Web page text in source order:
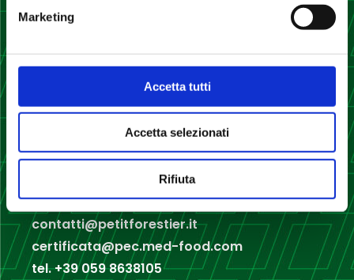
Marketing
Accetta tutti
Accetta selezionati
Rifiuta
Via Giuliano Cassiani, 169
41122 Modena – Italy
contatti@petitforestier.it
certificata@pec.med-food.com
tel.+39 059 8638105